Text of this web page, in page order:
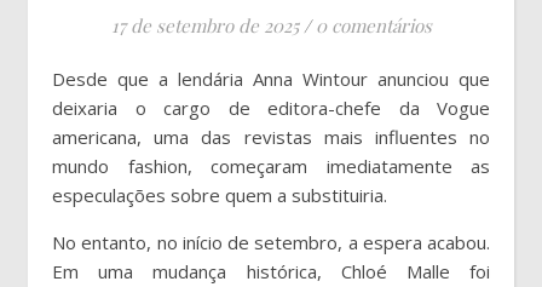
17 de setembro de 2025 / 0 comentários
Desde que a lendária Anna Wintour anunciou que
deixaria o cargo de editora-chefe da Vogue
americana, uma das revistas mais influentes no
mundo fashion, começaram imediatamente as
especulações sobre quem a substituiria.
No entanto, no início de setembro, a espera acabou.
Em uma mudança histórica, Chloé Malle foi